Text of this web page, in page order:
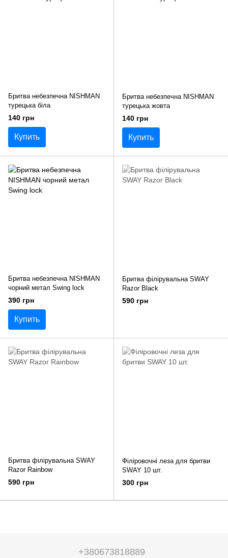
Бритва небезпечна NISHMAN
турецька біла
140 грн
Купить
Бритва небезпечна NISHMAN
турецька жовта
140 грн
Купить
Бритва небезпечна NISHMAN
чорний метал Swing lock
390 грн
Купить
Бритва філірувальна SWAY
Razor Black
590 грн
Бритва філірувальна SWAY
Razor Rainbow
590 грн
Філіровочні леза для бритви
SWAY 10 шт.
300 грн
+380673818889